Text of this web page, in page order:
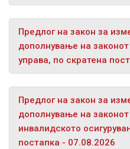
Предлог на закон за
дополнување на
управа, по скратена
Предлог на закон за
дополнување на
инвалидското
постапка - 07.08.2026